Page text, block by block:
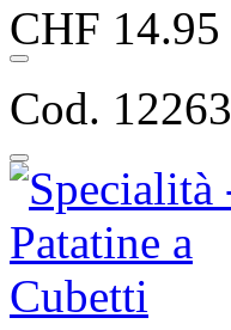
CHF 14.95
Cod. 12263